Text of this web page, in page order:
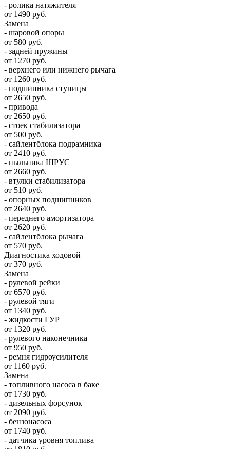
- ролика натяжителя
от 1490 руб.
Замена
- шаровой опоры
от 580 руб.
- задней пружины
от 1270 руб.
- верхнего или нижнего рычага
от 1260 руб.
- подшипника ступицы
от 2650 руб.
- привода
от 2650 руб.
- стоек стабилизатора
от 500 руб.
- сайлентблока подрамника
от 2410 руб.
- пыльника ШРУС
от 2660 руб.
- втулки стабилизатора
от 510 руб.
- опорных подшипников
от 2640 руб.
- переднего амортизатора
от 2620 руб.
- сайлентблока рычага
от 570 руб.
Диагностика ходовой
от 370 руб.
Замена
- рулевой рейки
от 6570 руб.
- рулевой тяги
от 1340 руб.
- жидкости ГУР
от 1320 руб.
- рулевого наконечника
от 950 руб.
- ремня гидроусилителя
от 1160 руб.
Замена
- топливного насоса в баке
от 1730 руб.
- дизельных форсунок
от 2090 руб.
- бензонасоса
от 1740 руб.
- датчика уровня топлива